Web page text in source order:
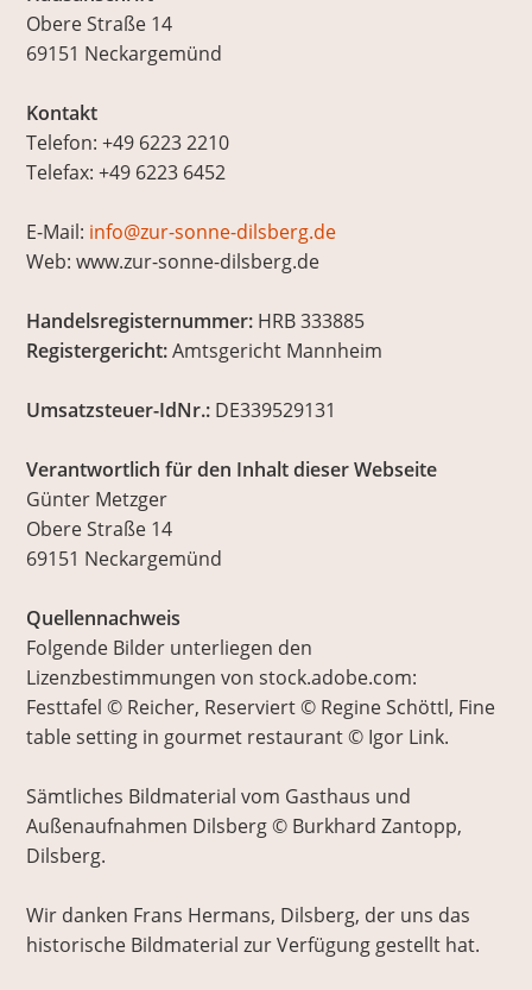
Obere Straße 14
69151 Neckargemünd
Kontakt
Telefon: +49 6223 2210
Telefax: +49 6223 6452
E-Mail: info@zur-sonne-dilsberg.de
Web: www.zur-sonne-dilsberg.de
Handelsregisternummer: HRB 333885
Registergericht:Amtsgericht Mannheim
Umsatzsteuer-IdNr.: DE339529131
Verantwortlich für den Inhalt dieser Webseite
Günter Metzger
Obere Straße 14
69151 Neckargemünd
Quellennachweis
Folgende Bilder unterliegen den
Lizenzbestimmungen von stock.adobe.com:
Festtafel © Reicher, Reserviert © Regine Schöttl, Fine
table setting in gourmet restaurant © Igor Link.
Sämtliches Bildmaterial vom Gasthaus und
Außenaufnahmen Dilsberg © Burkhard Zantopp,
Dilsberg.
Wir danken Frans Hermans, Dilsberg, der uns das
historische Bildmaterial zur Verfügung gestellt hat.